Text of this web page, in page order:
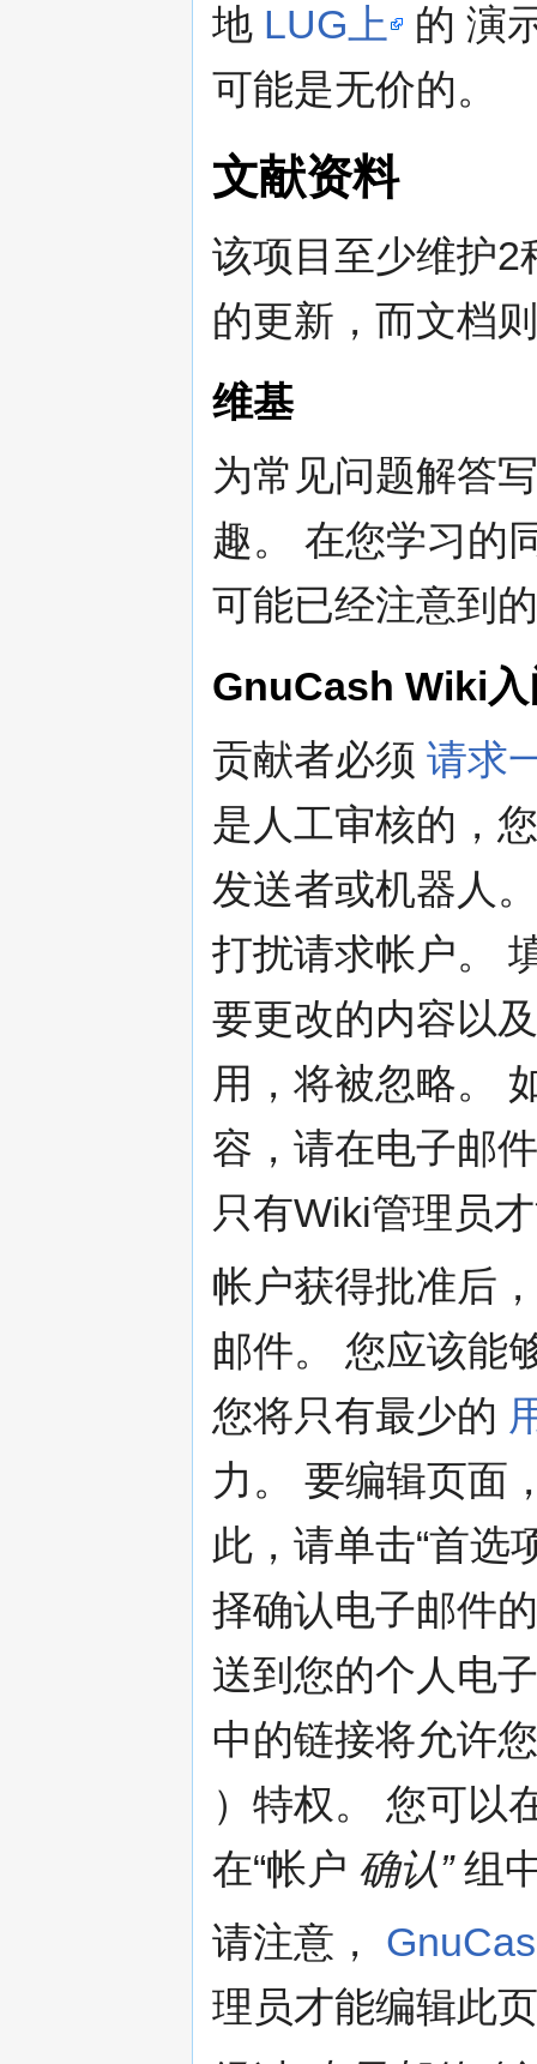
地 LUG上
的 演
可能是无价的。
文献资料
该项目至少维护2
的更新，而文档
维基
为常见问题解答
趣。 在您学习的
可能已经注意到
GnuCash Wiki入
贡献者必须 请求
是人工审核的，
发送者或机器人
打扰请求帐户。
要更改的内容以
用，将被忽略。
容，请在电子邮
只有Wiki管理员
帐户获得批准后
邮件。 您应该能
您将只有最少的
力。 要编辑页面
此，请单击“首选
择确认电子邮件
送到您的个人电
中的链接将允许
）特权。 您可以
在“帐户 确认”组
请注意，
理员才能编辑此